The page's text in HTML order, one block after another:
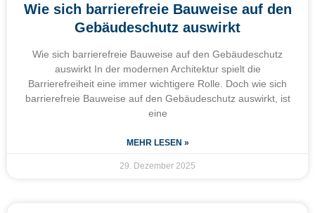
Wie sich barrierefreie Bauweise auf den
Gebäudeschutz auswirkt
Wie sich barrierefreie Bauweise auf den Gebäudeschutz
auswirkt In der modernen Architektur spielt die
Barrierefreiheit eine immer wichtigere Rolle. Doch wie sich
barrierefreie Bauweise auf den Gebäudeschutz auswirkt, ist
eine
MEHR LESEN »
29. Dezember 2025